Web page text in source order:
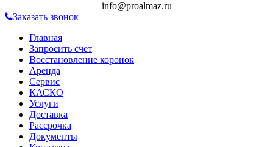
info@proalmaz.ru
Заказать звонок
Главная
Запросить счет
Восстановление коронок
Аренда
Сервис
КАСКО
Услуги
Доставка
Рассрочка
Документы